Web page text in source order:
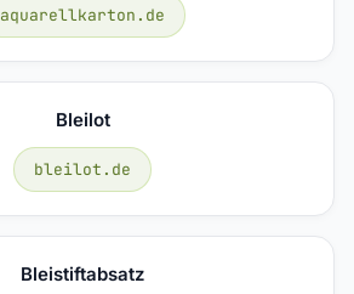
aquarellkarton.de
Bleilot
bleilot.de
Bleistiftabsatz